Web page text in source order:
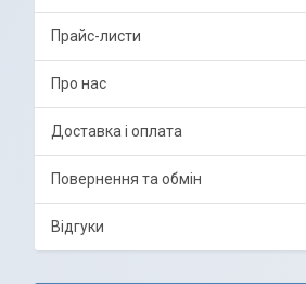
Прайс-листи
Про нас
Доставка і оплата
Повернення та обмін
Відгуки